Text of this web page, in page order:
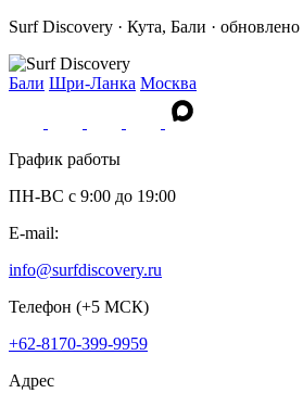
Surf Discovery · Кута, Бали ·
Бали Шри-Ланка Москва
График работы
ПН-ВС c 9:00 до 19:00
E-mail:
info@surfdiscovery.ru
Телефон (+5 МСК)
+62-8170-399-9959
Адрес